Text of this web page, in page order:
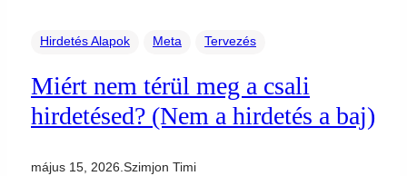
Hirdetés Alapok Meta Tervezés
Miért nem térül meg a csali
hirdetésed? (Nem a hirdetés a baj)
május 15, 2026 Szimjon Timi